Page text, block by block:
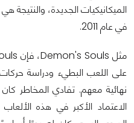
في عام 2011.
على اللعب البطيء ودراسة
الاعتماد الأكبر في هذه